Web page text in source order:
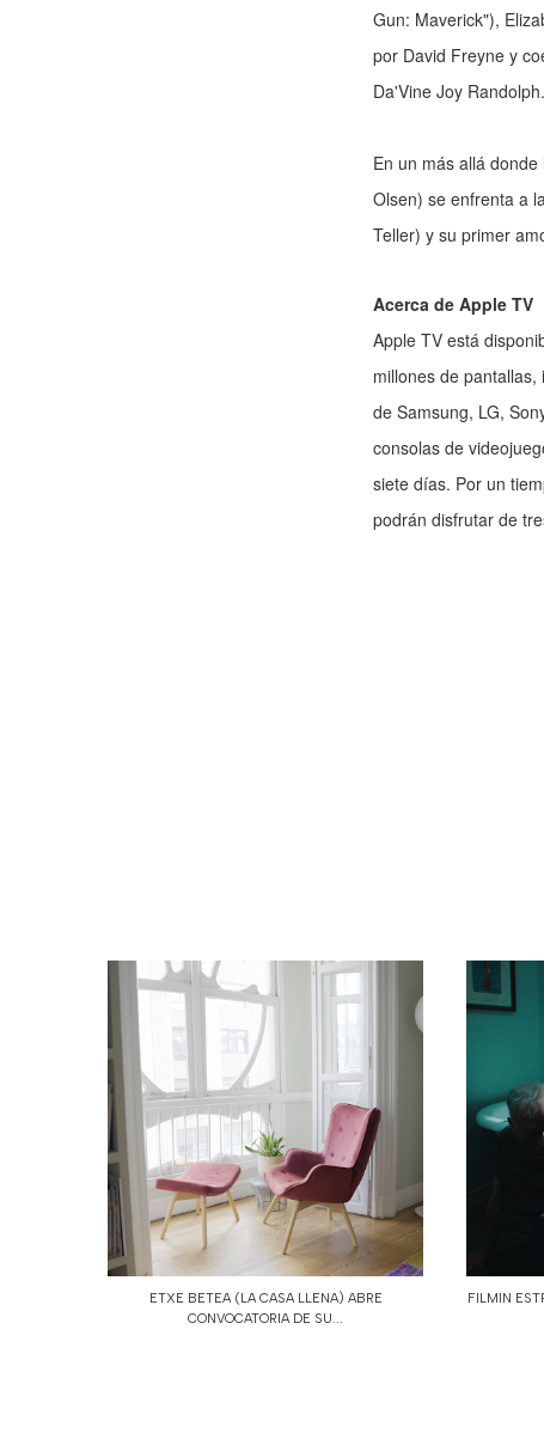
Gun: Maverick"),
por David Freyne y
Da'Vine Joy Randolph.
En un más allá
Olsen) se enfrenta a
Teller) y su primer
Acerca de Apple TV
Apple TV está
millones de
de Samsung, LG,
consolas de
siete días. Por un
podrán disfrutar de
ETXE BETEA (LA CASA LLENA) ABRE
CONVOCATORIA DE SU...
FILMIN